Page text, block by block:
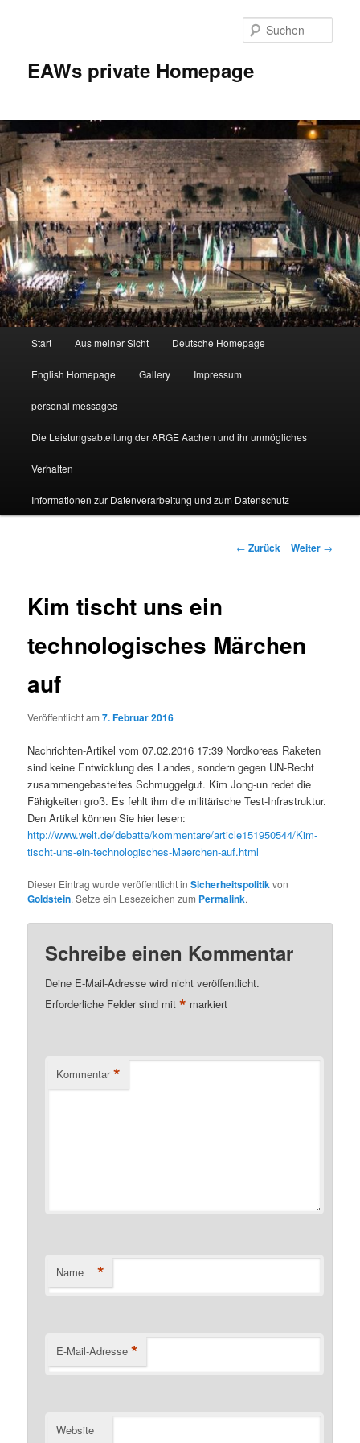
EAWs private Homepage
Start Aus meiner Sicht Deutsche Homepage
English Homepage Gallery Impressum
personal messages
Die Leistungsabteilung der ARGE Aachen und ihr unmögliches
Verhalten
Informationen zur Datenverarbeitung und zum Datenschutz
Beitragsnavigation
← Zurück Weiter →
Kim tischt uns ein
technologisches Märchen
auf
Veröffentlicht am7. Februar 2016
Nachrichten-Artikel vom 07.02.2016 17:39 Nordkoreas Raketen
sind keine Entwicklung des Landes, sondern gegen UN-Recht
zusammengebasteltes Schmuggelgut. Kim Jong-un redet die
Fähigkeiten groß. Es fehlt ihm die militärische Test-Infrastruktur.
Den Artikel können Sie hier lesen:
http://www.welt.de/debatte/kommentare/article151950544/Kim-
tischt-uns-ein-technologisches-Maerchen-auf.html
Dieser Eintrag wurde veröffentlicht inSicherheitspolitikvon
Goldstein. Setze ein Lesezeichen zum Permalink.
Schreibe einen Kommentar
Deine E-Mail-Adresse wird nicht veröffentlicht.
Erforderliche Felder sind mit* markiert
Kommentar *
Name *
E-Mail-Adresse *
Website